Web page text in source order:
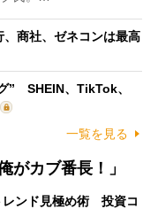
、商社、ゼネコンは最高
” SHEIN、TikTok、
一覧を見る
がカブ番長！」
レンド見極め術 投資コ